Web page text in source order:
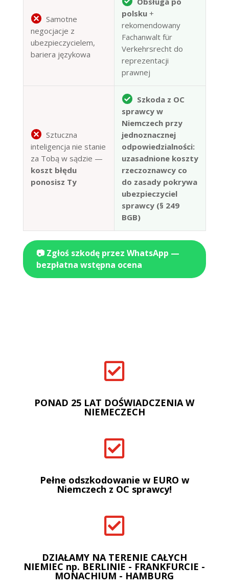
Samotne
negocjacje z
ubezpieczycielem,
bariera językowa
polsku+
rekomendowany
Fachanwalt für
Verkehrsrecht do
reprezentacji
prawnej
Sztuczna
inteligencja nie stanie
za Tobą w sądzie —
koszt błędu
ponosisz Ty
Szkoda z OC
sprawcy w
Niemczech przy
jednoznacznej
odpowiedzialności:
uzasadnione koszty
rzeczoznawcy co
do zasady pokrywa
ubezpieczyciel
sprawcy (§ 249
BGB)
📷 Zgłoś szkodę przez WhatsApp —
bezpłatna wstępna ocena

PONAD 25 LAT DOŚWIADCZENIA W
NIEMECZECH

Pełne odszkodowanie w EURO w
Niemczech z OC sprawcy!

DZIAŁAMY NA TERENIE CAŁYCH
NIEMIEC np. BERLINIE - FRANKFURCIE -
MONACHIUM - HAMBURG